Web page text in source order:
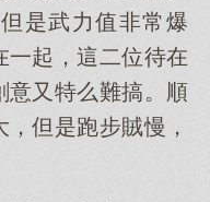
是武力值非常爆
一起，這二位待在
意又特么難搞。順
但是跑步賊慢，